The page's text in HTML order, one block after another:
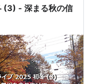
隼の後をべた付けで
るので仕…
(3) - 深まる秋の信